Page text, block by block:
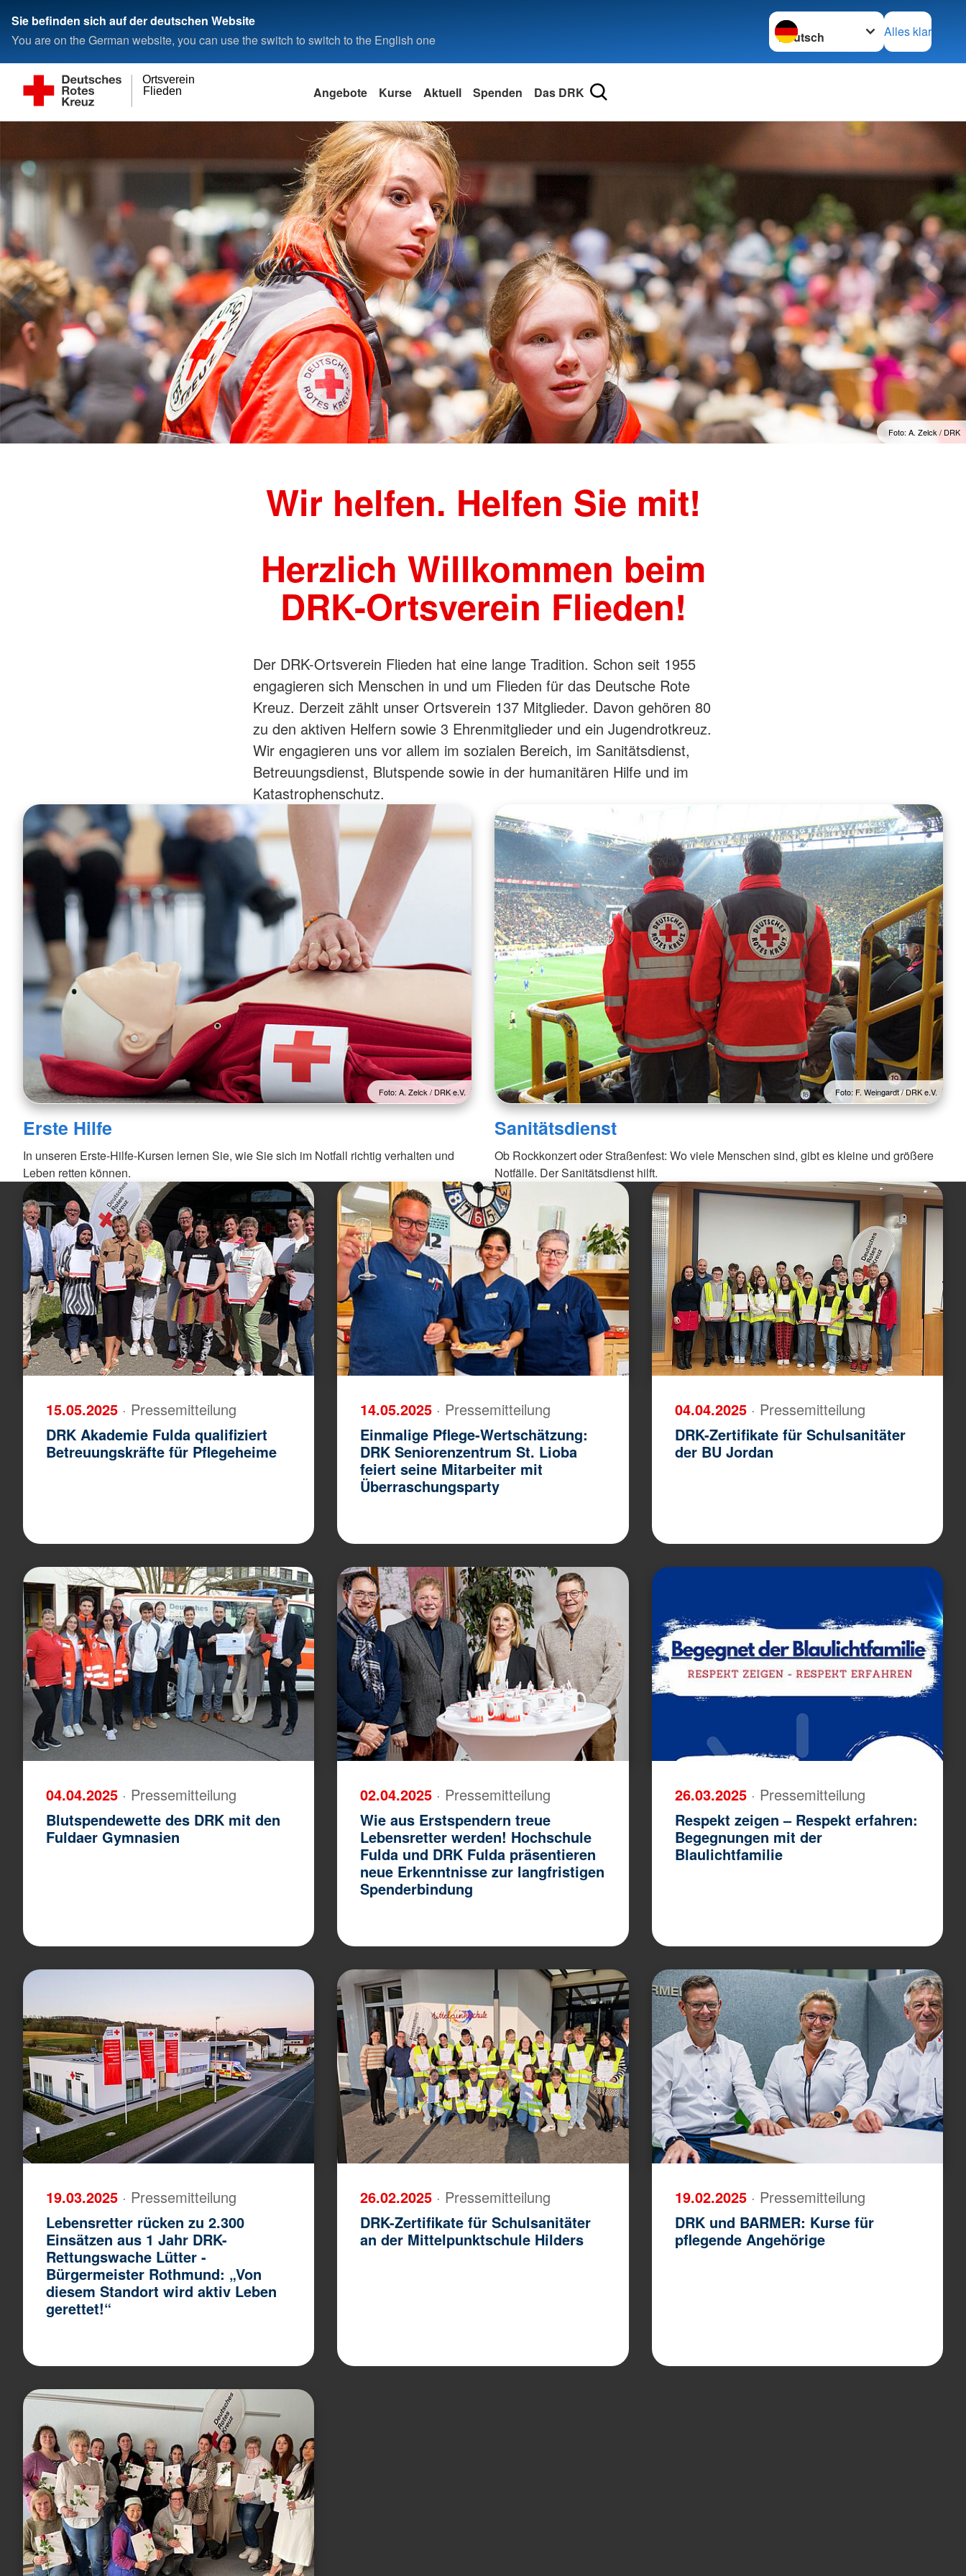
Sie befinden sich auf der deutschen Website
You are on the German website, you can use the switch to switch to the English one
Sprache wechseln zu
Alles klar
Flieden
Ortsverein
Angebote Kurse Aktuell Spenden Das DRK
Foto: A. Zelck / DRKS
Wir helfen. Helfen Sie mit!
Herzlich Willkommen beim
DRK-Ortsverein Flieden!
Der DRK-Ortsverein Flieden hat eine lange Tradition. Schon seit 1955
engagieren sich Menschen in und um Flieden für das Deutsche Rote
Kreuz. Derzeit zählt unser Ortsverein 137 Mitglieder. Davon gehören 80
zu den aktiven Helfern sowie 3 Ehrenmitglieder und ein Jugendrotkreuz.
Wir engagieren uns vor allem im sozialen Bereich, im Sanitätsdienst,
Betreuungsdienst, Blutspende sowie in der humanitären Hilfe und im
Katastrophenschutz.
Foto: A. Zelck / DRK e.V.
Erste Hilfe
In unseren Erste-Hilfe-Kursen lernen Sie, wie Sie sich im Notfall richtig verhalten und
Leben retten können.
Foto: F. Weingardt / DRK e.V.
Sanitätsdienst
Ob Rockkonzert oder Straßenfest: Wo viele Menschen sind, gibt es kleine und größere
Notfälle. Der Sanitätsdienst hilft.
15.05.2025 · Pressemitteilung
DRK Akademie Fulda qualifiziert
Betreuungskräfte für Pflegeheime
14.05.2025 · Pressemitteilung
Einmalige Pflege-Wertschätzung:
DRK Seniorenzentrum St. Lioba
feiert seine Mitarbeiter mit
Überraschungsparty
04.04.2025 · Pressemitteilung
DRK-Zertifikate für Schulsanitäter
der BU Jordan
04.04.2025 · Pressemitteilung
Blutspendewette des DRK mit den
Fuldaer Gymnasien
02.04.2025 · Pressemitteilung
Wie aus Erstspendern treue
Lebensretter werden! Hochschule
Fulda und DRK Fulda präsentieren
neue Erkenntnisse zur langfristigen
Spenderbindung
26.03.2025 · Pressemitteilung
Respekt zeigen – Respekt erfahren:
Begegnungen mit der
Blaulichtfamilie
19.03.2025 · Pressemitteilung
Lebensretter rücken zu 2.300
Einsätzen aus 1 Jahr DRK-
Rettungswache Lütter -
Bürgermeister Rothmund: „Von
diesem Standort wird aktiv Leben
gerettet!“
26.02.2025 · Pressemitteilung
DRK-Zertifikate für Schulsanitäter
an der Mittelpunktschule Hilders
19.02.2025 · Pressemitteilung
DRK und BARMER: Kurse für
pflegende Angehörige